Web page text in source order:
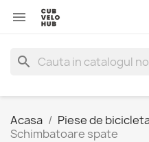

search
Acasa Piese de
Schimbatoare spate